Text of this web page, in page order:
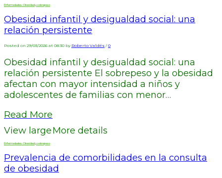
Enfermedades. Obesidad y sobrepeso
Obesidad infantil y desigualdad social: una
relación persistente
Posted on 29/03/2026 at 08:30 by Roberto Valdés / 0
Obesidad infantil y desigualdad social: una
relación persistente El sobrepeso y la obesidad
afectan con mayor intensidad a niños y
adolescentes de familias con menor…
Read More
View largeMore details
Enfermedades. Obesidad y sobrepeso
Prevalencia de comorbilidades en la consulta
de obesidad